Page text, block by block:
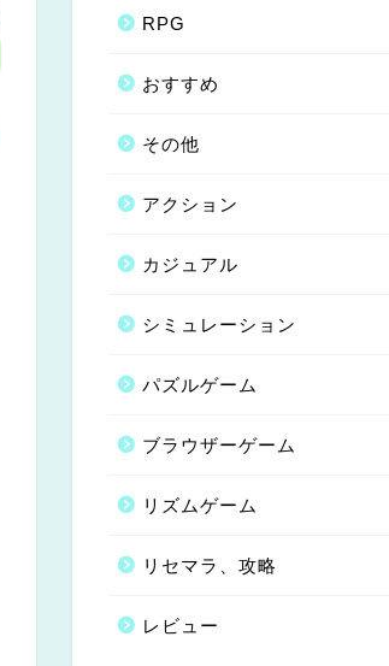
RPG
おすすめ
その他
アクション
カジュアル
シミュレーション
パズルゲーム
ブラウザーゲーム
リズムゲーム
リセマラ、攻略
レビュー